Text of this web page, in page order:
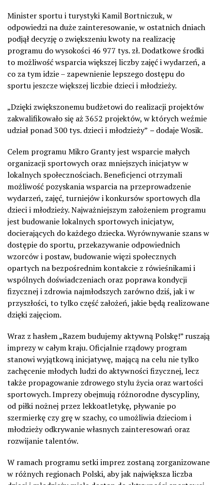
Minister sportu i turystyki Kamil Bortniczuk, w
odpowiedzi na duże zainteresowanie, w ostatnich dniach
podjął decyzję o zwiększeniu kwoty na realizację
programu do wysokości 46 977 tys. zł. Dodatkowe środki
to możliwość wsparcia większej liczby zajęć i wydarzeń, a
co za tym idzie – zapewnienie lepszego dostępu do
sportu jeszcze większej liczbie dzieci i młodzieży.
„Dzięki zwiększonemu budżetowi do realizacji projektów
zakwalifikowało się aż 3652 projektów, w których weźmie
udział ponad 300 tys. dzieci i młodzieży” – dodaje Wosik.
Celem programu Mikro Granty jest wsparcie małych
organizacji sportowych oraz mniejszych inicjatyw w
lokalnych społecznościach. Beneficjenci otrzymali
możliwość pozyskania wsparcia na przeprowadzenie
wydarzeń, zajęć, turniejów i konkursów sportowych dla
dzieci i młodzieży. Najważniejszym założeniem programu
jest budowanie lokalnych sportowych inicjatyw,
docierających do każdego dziecka. Wyrównywanie szans w
dostępie do sportu, przekazywanie odpowiednich
wzorców i postaw, budowanie więzi społecznych
opartych na bezpośrednim kontakcie z rówieśnikami i
wspólnych doświadczeniach oraz poprawa kondycji
fizycznej i zdrowia najmłodszych zarówno dziś, jak i w
przyszłości, to tylko część założeń, jakie będą realizowane
dzięki zajęciom.
Wraz z hasłem „Razem budujemy aktywną Polskę!” ruszają
imprezy w całym kraju. Oficjalnie rządowy program
stanowi wyjątkową inicjatywę, mającą na celu nie tylko
zachęcenie młodych ludzi do aktywności fizycznej, lecz
także propagowanie zdrowego stylu życia oraz wartości
sportowych. Imprezy obejmują różnorodne dyscypliny,
od piłki nożnej przez lekkoatletykę, pływanie po
szermierkę czy grę w szachy, co umożliwia dzieciom i
młodzieży odkrywanie własnych zainteresowań oraz
rozwijanie talentów.
W ramach programu setki imprez zostaną zorganizowane
w różnych regionach Polski, aby jak największa liczba